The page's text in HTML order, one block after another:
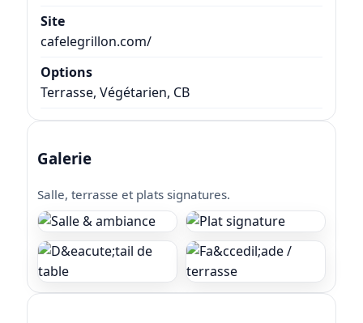
Site
cafelegrillon.com/
Options
Terrasse, Végétarien, CB
Galerie
Salle, terrasse et plats signatures.